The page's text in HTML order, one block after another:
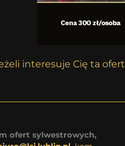
interesuje Cię ta
ofert sylwestrowych,